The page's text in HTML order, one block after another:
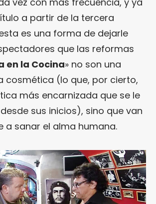
a partir de la tercera
es una forma de dejarle
que las reformas
en la Cocina» no son una
cosmética (lo que, por cierto,
más encarnizada que se le
sus inicios), sino que van
a sanar el alma humana.